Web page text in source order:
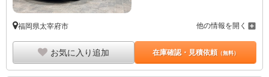
福岡県太宰府市 他の情報を開く
お気に入り追加 在庫確認・見積依頼（無料）